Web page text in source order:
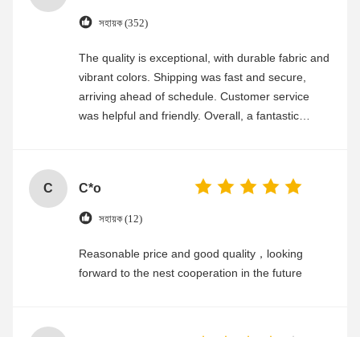
সহায়ক (352)
The quality is exceptional, with durable fabric and
vibrant colors. Shipping was fast and secure,
arriving ahead of schedule. Customer service
was helpful and friendly. Overall, a fantastic
C C*o
সহায়ক (12)
Reasonable price and good quality，looking
forward to the nest cooperation in the future